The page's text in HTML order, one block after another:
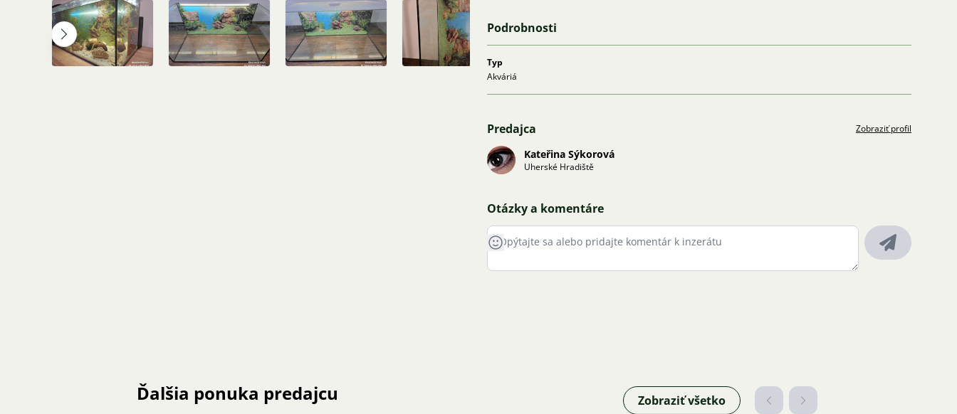
Podrobnosti
Typ
Akváriá
Predajca Zobraziť profil
Kateřina Sýkorová
Uherské Hradiště
Otázky a komentáre
Ďalšia ponuka predajcu Zobraziť všetko